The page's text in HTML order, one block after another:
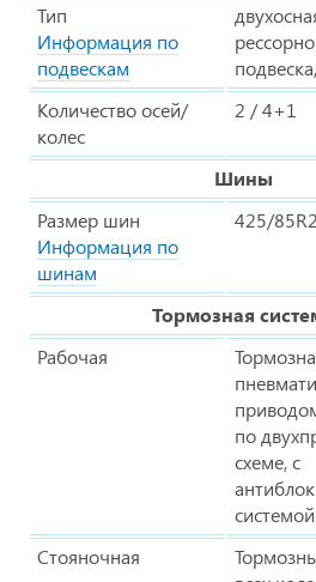
Тип
Информация по
подвескам
Количество осей/
колес
2 / 4+1
Шины
Размер шин
Информация по
шинам
425/
Тормозная
Рабочая
по
схеме, с
Стояночная